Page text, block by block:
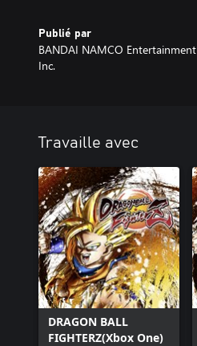
Publié par
BANDAI NAMCO Entertainment
Inc.
Travaille avec
DRAGON BALL
FIGHTERZ(Xbox One)